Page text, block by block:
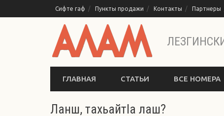
к
Сифте гаф Пункты продажи Контакты Партнеры
ГЛАВНАЯ СТАТЬИ ВСЕ НОМЕРА
Ланш, тахьайтlа лаш?